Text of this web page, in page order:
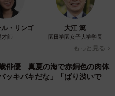
ル・リンゴ
才師
大江 篤
園田学園女子大学学長
もっと見る
俳優 真夏の海で赤銅色の肉体
キバキだな」「ばり渋いで